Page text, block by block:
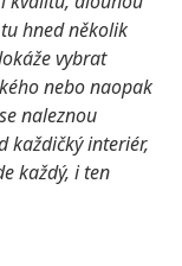
hned několik
vybrat
nebo naopak
naleznou
každičký interiér,
každý, i ten